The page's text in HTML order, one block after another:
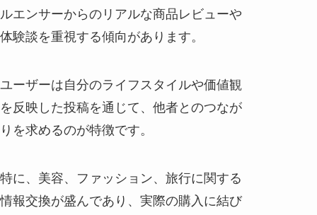
ルエンサーからのリアルな商品レビューや
体験談を重視する傾向があります。
ユーザーは自分のライフスタイルや価値観
を反映した投稿を通じて、他者とのつなが
りを求めるのが特徴です。
特に、美容、ファッション、旅行に関する
情報交換が盛んであり、実際の購入に結び